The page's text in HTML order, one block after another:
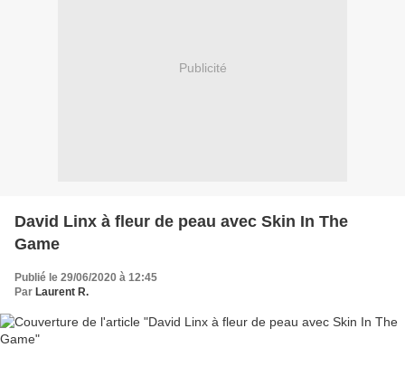
Publicité
David Linx à fleur de peau avec Skin In The
Game
Publié le 29/06/2020 à 12:45
Par Laurent R.